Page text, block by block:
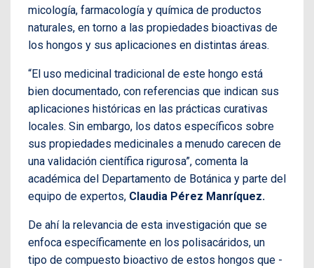
micología, farmacología y química de productos
naturales, en torno a las propiedades bioactivas de
los hongos y sus aplicaciones en distintas áreas.
“El uso medicinal tradicional de este hongo está
bien documentado, con referencias que indican sus
aplicaciones históricas en las prácticas curativas
locales. Sin embargo, los datos específicos sobre
sus propiedades medicinales a menudo carecen de
una validación científica rigurosa”, comenta la
académica del Departamento de Botánica y parte del
equipo de expertos, Claudia Pérez Manríquez.
De ahí la relevancia de esta investigación que se
enfoca específicamente en los polisacáridos, un
tipo de compuesto bioactivo de estos hongos que -